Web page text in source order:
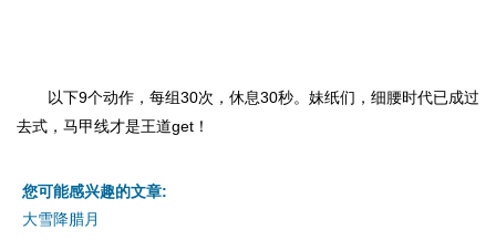
以下9个动作，每组30次，休息30秒。妹纸们，细腰时代已成过
去式，马甲线才是王道get！
您可能感兴趣的文章:
大雪降腊月